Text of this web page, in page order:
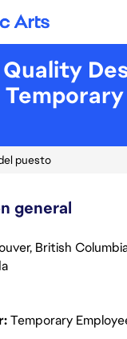
Arts
puesto
general
British
Temporary